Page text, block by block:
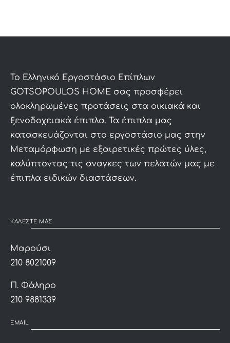
To Ελληνικό Εργοστάσιο Επίπλων
GOTSOPOULOS HOME σας προσφέρει
ολοκληρωμένες προτάσεις στα οικιακά και
ξενοδοχειακά έπιπλα. Τα έπιπλα μας
κατασκευάζονται στο εργοστάσιο μας στην
Μεταμόρφωση με εξαιρετικές πρώτες ύλες,
καλύπτοντας τις αναγκες των πελατών μας με
έπιπλα ειδικών διαστάσεων.
ΚΑΛΕΣΤΕ ΜΑΣ
Μαρούσι
210 8021009
Π. Φάληρο
210 9881339
EMAIL